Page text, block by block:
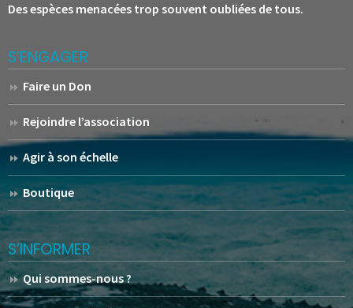
Des espèces menacées trop souvent oubliées de tous.
S’ENGAGER
Faire un Don
Rejoindre l’association
Agir à son échelle
Boutique
S’INFORMER
Qui sommes-nous ?